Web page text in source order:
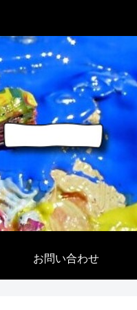
お問い合わせ